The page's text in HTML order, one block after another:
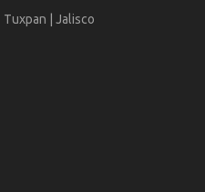
Tuxpan | Jalisco